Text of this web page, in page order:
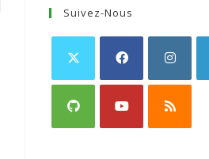
Suivez-Nous